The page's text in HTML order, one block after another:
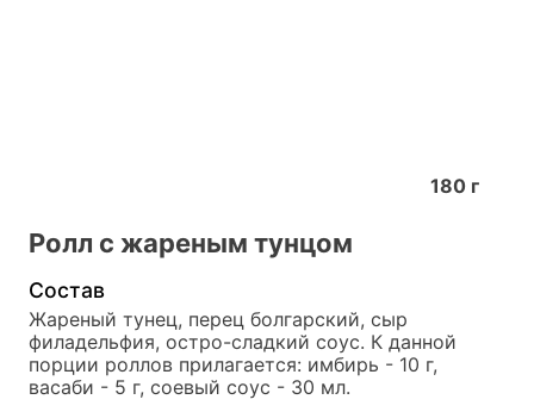
180 г
Ролл с жареным тунцом
Состав
Жареный тунец, перец болгарский, сыр
филадельфия, остро-сладкий соус. К данной
порции роллов прилагается: имбирь - 10 г,
васаби - 5 г, соевый соус - 30 мл.